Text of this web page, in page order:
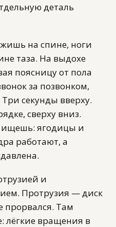
деталь
на спине, ноги
таза. На выдохе
поясницу от пола
за позвонком,
секунды вверху.
сверху вниз.
ягодицы и
работают, а
и
Протрузия — диск
прорвался. Там
лёгкие вращения в